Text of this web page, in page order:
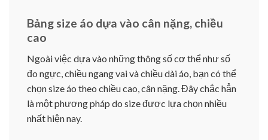
Bảng size áo dựa vào cân nặng, chiều
cao
Ngoài việc dựa vào những thông số cơ thể như số
đo ngực, chiều ngang vai và chiều dài áo, bạn có thể
chọn size áo theo chiều cao, cân nặng. Đây chắc hẳn
là một phương pháp do size được lựa chọn nhiều
nhất hiện nay.